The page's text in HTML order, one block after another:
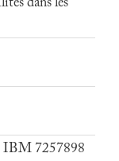
dans les
IBM 7257898